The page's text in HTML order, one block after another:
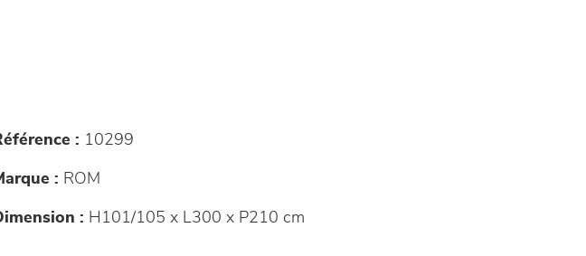
: 10299
: ROM
: H101/105 x L300 x P210 cm